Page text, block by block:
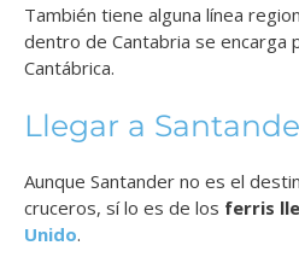
También tiene alguna línea
dentro de Cantabria se encarga
Cantábrica.
Llegar a
Aunque Santander no es el
cruceros, sí lo es de los ferris
Unido.